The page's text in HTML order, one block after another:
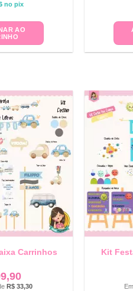
no pix
AO
Carrinhos
R$ 33,30
Kit